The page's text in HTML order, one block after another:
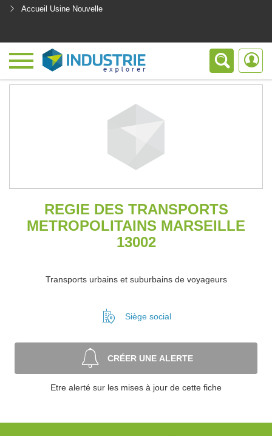
Accueil Usine Nouvelle
REGIE DES TRANSPORTS
METROPOLITAINS MARSEILLE
13002
Transports urbains et suburbains de voyageurs
Siège social
CRÉER UNE ALERTE
Etre alerté sur les mises à jour de cette fiche